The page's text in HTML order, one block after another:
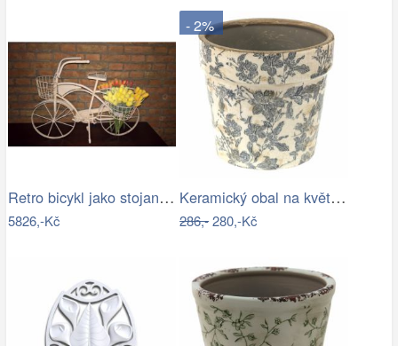
Retro bicykl jako stojan na květiny - EW
5826,-Kč
- 2%
Keramický obal na květináč se šedými…
286,-280,-Kč